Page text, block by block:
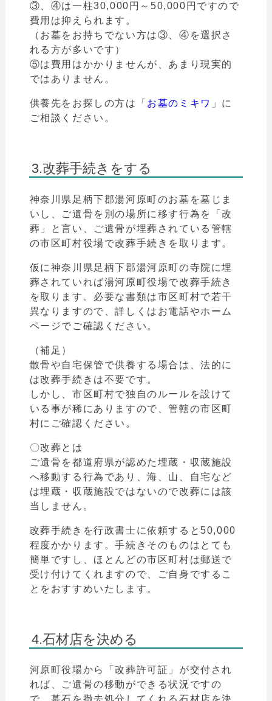
③、④は一柱30,000円～50,000円ですので
費用は抑えられます。
（ お墓をお持ちでない方は③、④を選択さ
れる方が多いです）
⑤は費用はかかりませんが、あまり現実的
ではありません。
供養先をお探しの方は「 お墓のミキワ 」 に
ご相談ください。
3.改葬手続きをする
神奈川県 足柄下郡湯河原町のお墓を墓じま
いし、ご遺骨を別の場所に移す行為を「改
葬」と言い、
ご遺骨が埋葬されている管轄
の市区町村役場で改葬手続きを取ります。
仮に 神奈川県 足柄下郡湯河原町の寺院に埋
葬されていれば湯河原町役場で改葬手続き
を取ります。 必要な書類は市区町村で若干
異なりますので、詳しく はお電話やホーム
ページでご確認ください。
（補足）
散骨や自宅保管で供養する場合は、法的に
は改葬手続きは不要です。
しかし、市区町村で独自のルールを設けて
いる事が稀にありますので、管轄の市区町
村にご確認ください。
〇改葬とは
ご遺骨を都道府県が認めた埋蔵・収蔵施設
へ移動する行為であり、海、山、自宅など
は埋蔵・収蔵施設ではないので改葬には該
当しません。
改葬手続きを行政書士に依頼すると50,000
程度かかります。手続きそのものはとても
簡単ですし、ほとんどの市区町村は郵送で
受け付けてくれますので、ご自身でするこ
とをおすすめいたします。
4.石材店を決める
河原町役場から 「改葬許可証」が交付され
れば、ご遺骨の移動ができる状況ですの
で、墓石を撤去処分してくれる石材店を決